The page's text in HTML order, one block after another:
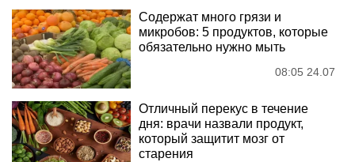
Содержат много грязи и
микробов: 5 продуктов, которые
обязательно нужно мыть
08:05 24.07
Отличный перекус в течение
дня: врачи назвали продукт,
который защитит мозг от
старения